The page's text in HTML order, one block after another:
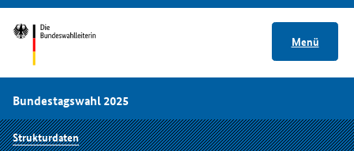
Menü
Bundestagswahl 2025
Strukturdaten